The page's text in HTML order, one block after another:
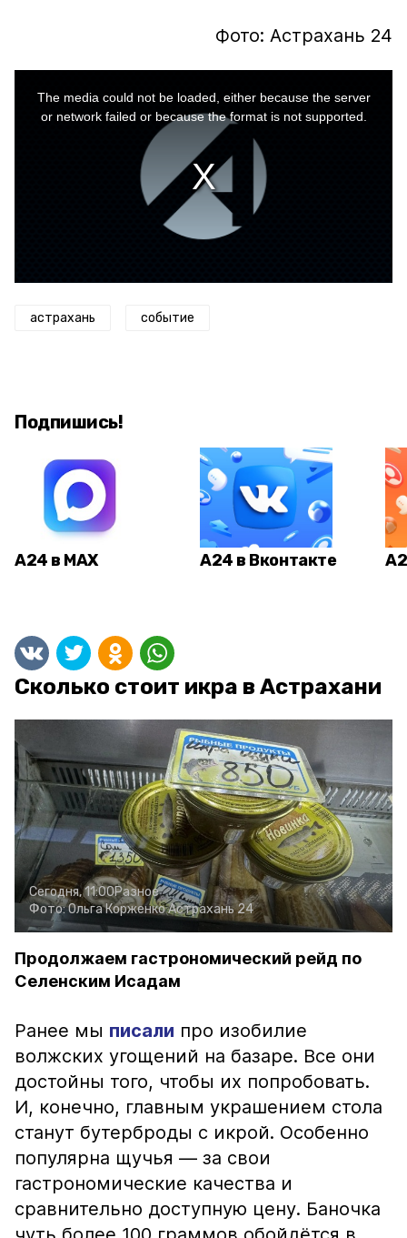
Фото: Астрахань 24
The media could not be loaded, either because the server
or network failed or because the format is not supported.
астрахань событие
Подпишись!
А24 в MAX А24 в Вконтакте
Сколько стоит икра в Астрахани
Сегодня, 11:00Разное
Фото:Ольга КорженкоАстрахань 24
Продолжаем гастрономический рейд по
Селенским Исадам
Ранее мы писали про изобилие
волжских угощений на базаре. Все они
достойны того, чтобы их попробовать.
И, конечно, главным украшением стола
станут бутерброды с икрой. Особенно
популярна щучья — за свои
гастрономические качества и
сравнительно доступную цену. Баночка